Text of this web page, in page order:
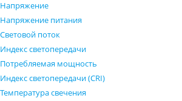
Напряжение
Напряжение питания
Световой поток
Индекс светопередачи
Потребляемая мощность
Индекс светопередачи (CRI)
Температура свечения